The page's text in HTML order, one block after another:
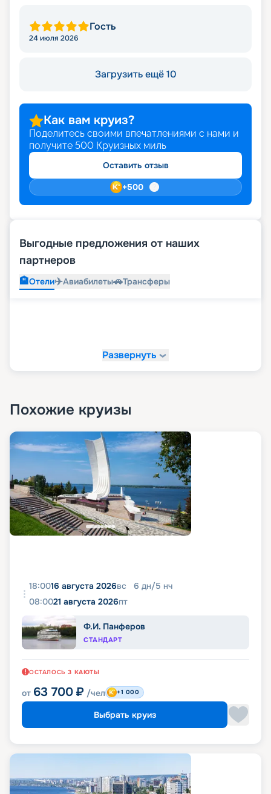
Гость
24 июля 2026
Загрузить ещё 10
Как вам круиз?
Поделитесь своими впечатлениями с нами и
получите 500 Круизных миль
Оставить отзыв
+500
Выгодные предложения от наших
партнеров
🏨Отели✈️Авиабилеты🚗Трансферы
Развернуть
Похожие круизы
18:0016 августа 2026вс 6 дн/5 нч
08:0021 августа 2026пт
Ф.И. Панферов
СТАНДАРТ
ОСТАЛОСЬ 3 КАЮТЫ
от 63 700 ₽ /чел +1 000
Выбрать круиз